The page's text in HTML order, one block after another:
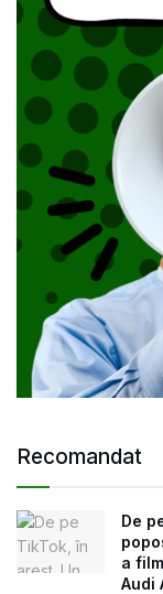
Recomandat
De
a
Audi